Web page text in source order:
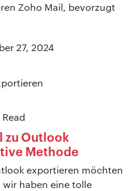
Zoho Mail, bevorzugt
27, 2024
zu Outlook
Methode
exportieren möchten
haben eine tolle